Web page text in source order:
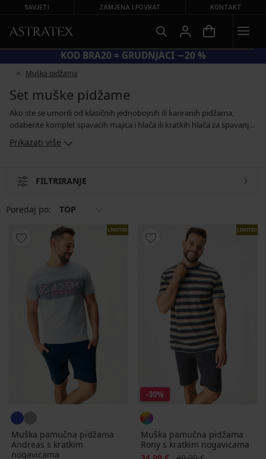
SAVJETI ZAMJENA I POVRAT KONTAKT
VELIKA LJETNA RASPRODAJA DO –70 %
Muška pidžama
Set muške pidžame
Ako ste se umorili od klasičnih jednobojnih ili kariranih pidžama,
odaberite komplet spavaćih majica i hlača ili kratkih hlača za spavanje.
Gornji dio pidžame može biti u obliku majice s kratkim i dugim
rukavima ili pričvršćen gumbima, dok se donji dio sastoji od dugih
pidžamu možete stvoriti točno po svom ukusu.
Prikazati više
FILTRIRANJE
Poredaj po: TOP
LIMITED
Muška pamučna pidžama
Andreas s kratkim
nogavicama
LIMITED
-30%
Muška pamučna pidžama
Rony s kratkim nogavicama
Popust
Prvobitna cijena